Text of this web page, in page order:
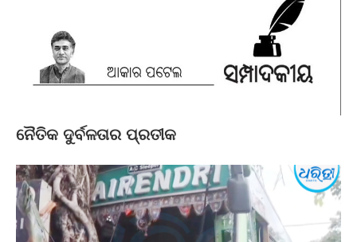
ନୈତିକ ଦୁର୍ବଳତାର ପ୍ରତୀକ